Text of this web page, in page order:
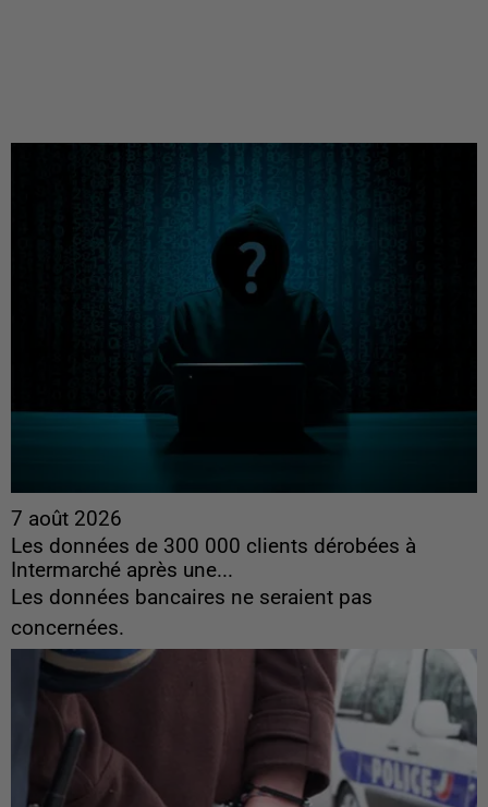
7 août 2026
Les données de 300 000 clients dérobées à
Intermarché après une...
Les données bancaires ne seraient pas
concernées.